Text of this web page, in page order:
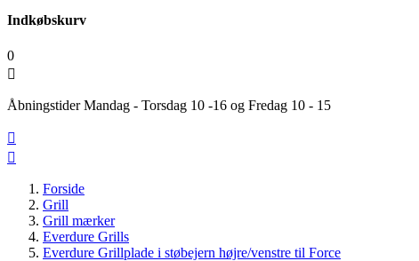
Indkøbskurv
0

Åbningstider Mandag - Torsdag 10 -16 og Fredag 10 - 15


Forside
Grill
Grill mærker
Everdure Grills
Everdure Grillplade i støbejern højre/venstre til Force